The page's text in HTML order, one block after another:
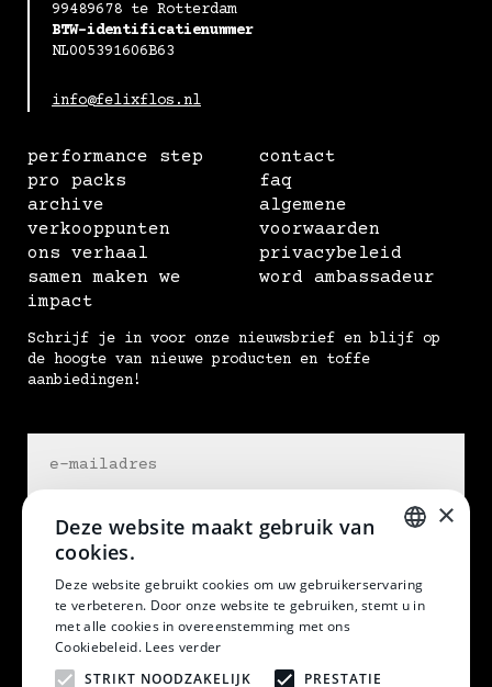
99489678 te Rotterdam
BTW-identificatienummer
NL005391606B63
info@felixflos.nl
performance step
pro packs
archive
verkooppunten
ons verhaal
samen maken we
impact
contact
faq
algemene
voorwaarden
privacybeleid
word ambassadeur
Schrijf je in voor onze nieuwsbrief en blijf op
de hoogte van nieuwe producten en toffe
aanbiedingen!
at home in my skin
DUTCH
×
Deze website maakt gebruik van
cookies.
Deze website gebruikt cookies om uw gebruikerservaring
te verbeteren. Door onze website te gebruiken, stemt u in
met alle cookies in overeenstemming met ons
Cookiebeleid. Lees verder
STRIKT NOODZAKELIJK
PRESTATIE